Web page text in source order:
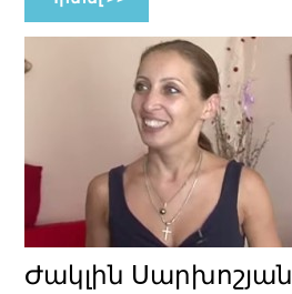
Ժակլին Սարխոշյան